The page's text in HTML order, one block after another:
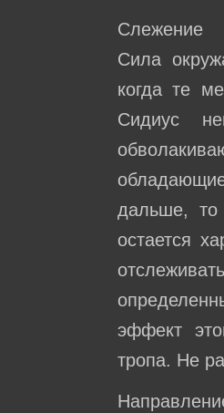
Слежение
Сила
когда те
Сидиус
дальше, то
остается
эффект
тропа. Не